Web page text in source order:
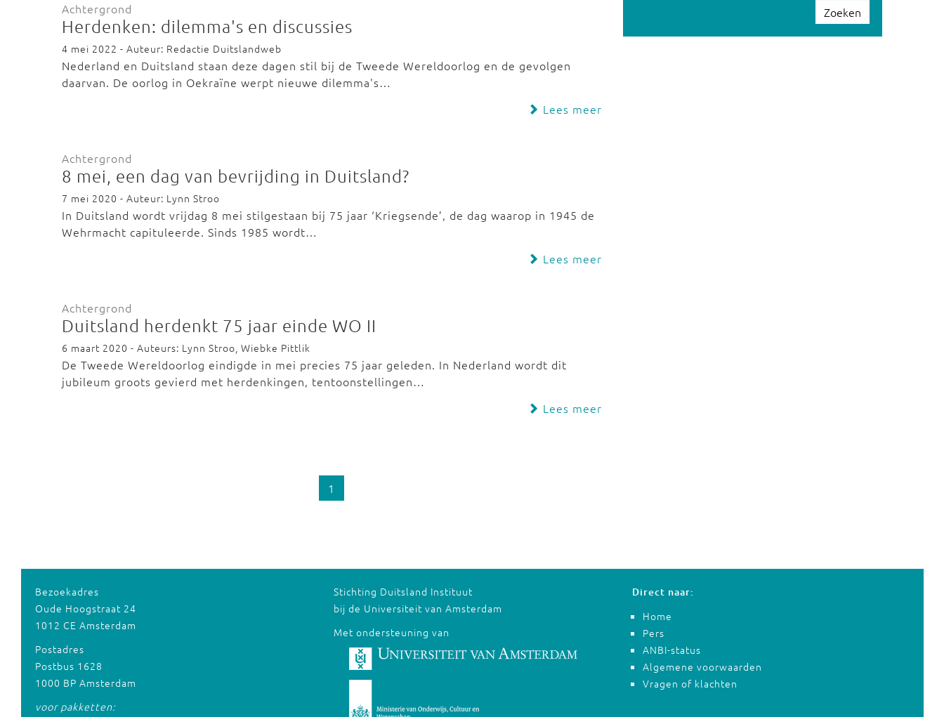
Achtergrond
Herdenken: dilemma's en discussies
4 mei 2022 - Auteur: Redactie Duitslandweb
Nederland en Duitsland staan deze dagen stil bij de Tweede Wereldoorlog en de gevolgen
daarvan. De oorlog in Oekraïne werpt nieuwe dilemma's…
Lees meer
Achtergrond
8 mei, een dag van bevrijding in Duitsland?
7 mei 2020 - Auteur: Lynn Stroo
In Duitsland wordt vrijdag 8 mei stilgestaan bij 75 jaar ‘Kriegsende’, de dag waarop in 1945 de
Wehrmacht capituleerde. Sinds 1985 wordt…
Lees meer
Achtergrond
Duitsland herdenkt 75 jaar einde WO II
6 maart 2020 - Auteurs: Lynn Stroo, Wiebke Pittlik
De Tweede Wereldoorlog eindigde in mei precies 75 jaar geleden. In Nederland wordt dit
jubileum groots gevierd met herdenkingen, tentoonstellingen…
Lees meer
1
Zoeken
Bezoekadres
Oude Hoogstraat 24
1012 CE Amsterdam
Postadres
Postbus 1628
1000 BP Amsterdam
voor pakketten:
Stichting Duitsland Instituut
bij de Universiteit van Amsterdam
Met ondersteuning van
Direct naar:
Home
Pers
ANBI-status
Algemene voorwaarden
Vragen of klachten